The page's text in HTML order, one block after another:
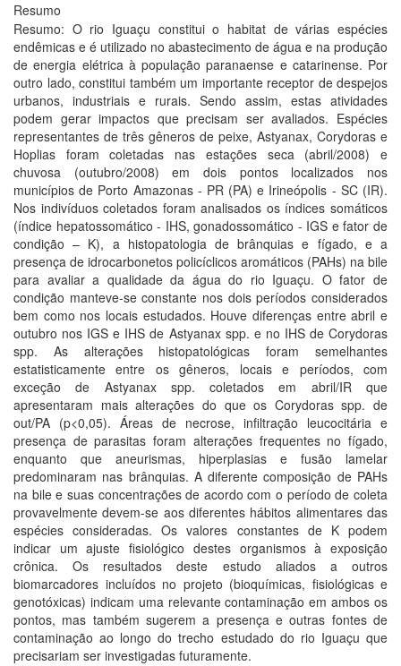
Resumo
Resumo: O rio Iguaçu constitui o habitat de várias espécies
endêmicas e é utilizado no abastecimento de água e na produção
de energia elétrica à população paranaense e catarinense. Por
outro lado, constitui também um importante receptor de despejos
urbanos, industriais e rurais. Sendo assim, estas atividades
podem gerar impactos que precisam ser avaliados. Espécies
representantes de três gêneros de peixe, Astyanax, Corydoras e
Hoplias foram coletadas nas estações seca (abril/2008) e
chuvosa (outubro/2008) em dois pontos localizados nos
municípios de Porto Amazonas - PR (PA) e Irineópolis - SC (IR).
Nos indivíduos coletados foram analisados os índices somáticos
(índice hepatossomático - IHS, gonadossomático - IGS e fator de
condição – K), a histopatologia de brânquias e fígado, e a
presença de idrocarbonetos policíclicos aromáticos (PAHs) na bile
para avaliar a qualidade da água do rio Iguaçu. O fator de
condição manteve-se constante nos dois períodos considerados
bem como nos locais estudados. Houve diferenças entre abril e
outubro nos IGS e IHS de Astyanax spp. e no IHS de Corydoras
spp. As alterações histopatológicas foram semelhantes
estatisticamente entre os gêneros, locais e períodos, com
exceção de Astyanax spp. coletados em abril/IR que
apresentaram mais alterações do que os Corydoras spp. de
out/PA (p<0,05). Áreas de necrose, infiltração leucocitária e
presença de parasitas foram alterações frequentes no fígado,
enquanto que aneurismas, hiperplasias e fusão lamelar
predominaram nas brânquias. A diferente composição de PAHs
na bile e suas concentrações de acordo com o período de coleta
provavelmente devem-se aos diferentes hábitos alimentares das
espécies consideradas. Os valores constantes de K podem
indicar um ajuste fisiológico destes organismos à exposição
crônica. Os resultados deste estudo aliados a outros
biomarcadores incluídos no projeto (bioquímicas, fisiológicas e
genotóxicas) indicam uma relevante contaminação em ambos os
pontos, mas também sugerem a presença e outras fontes de
contaminação ao longo do trecho estudado do rio Iguaçu que
precisariam ser investigadas futuramente.